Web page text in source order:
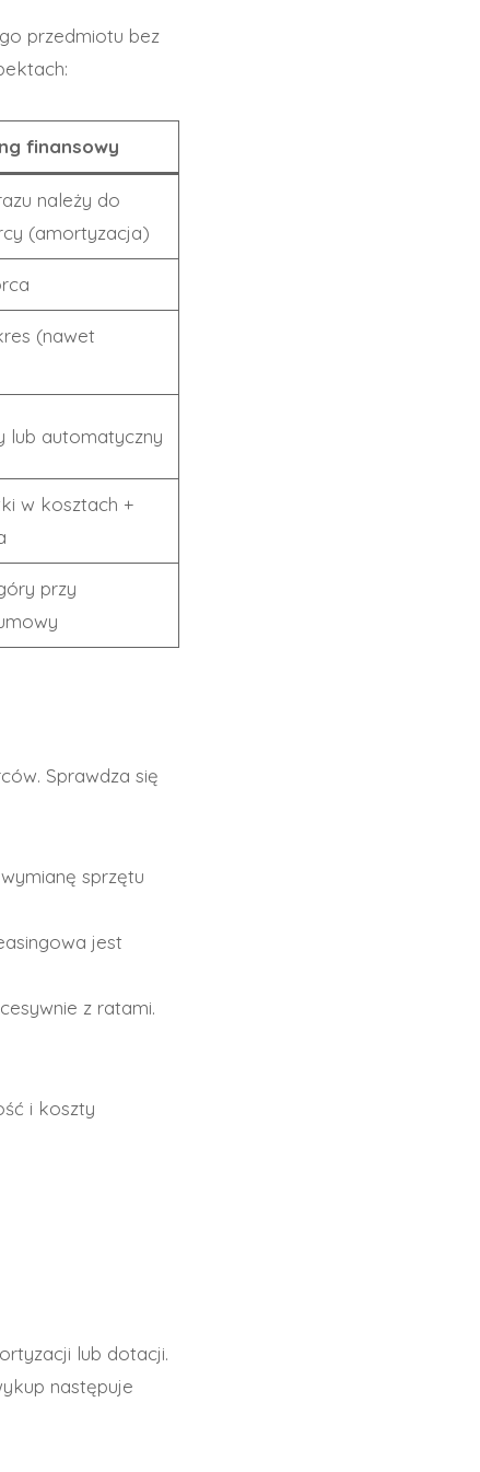
przedmiotu bez
finansowy
należy do
(amortyzacja)
(nawet
lub automatyczny
w kosztach +
przy
Sprawdza się
sprzętu
jest
z ratami.
i koszty
lub dotacji.
następuje